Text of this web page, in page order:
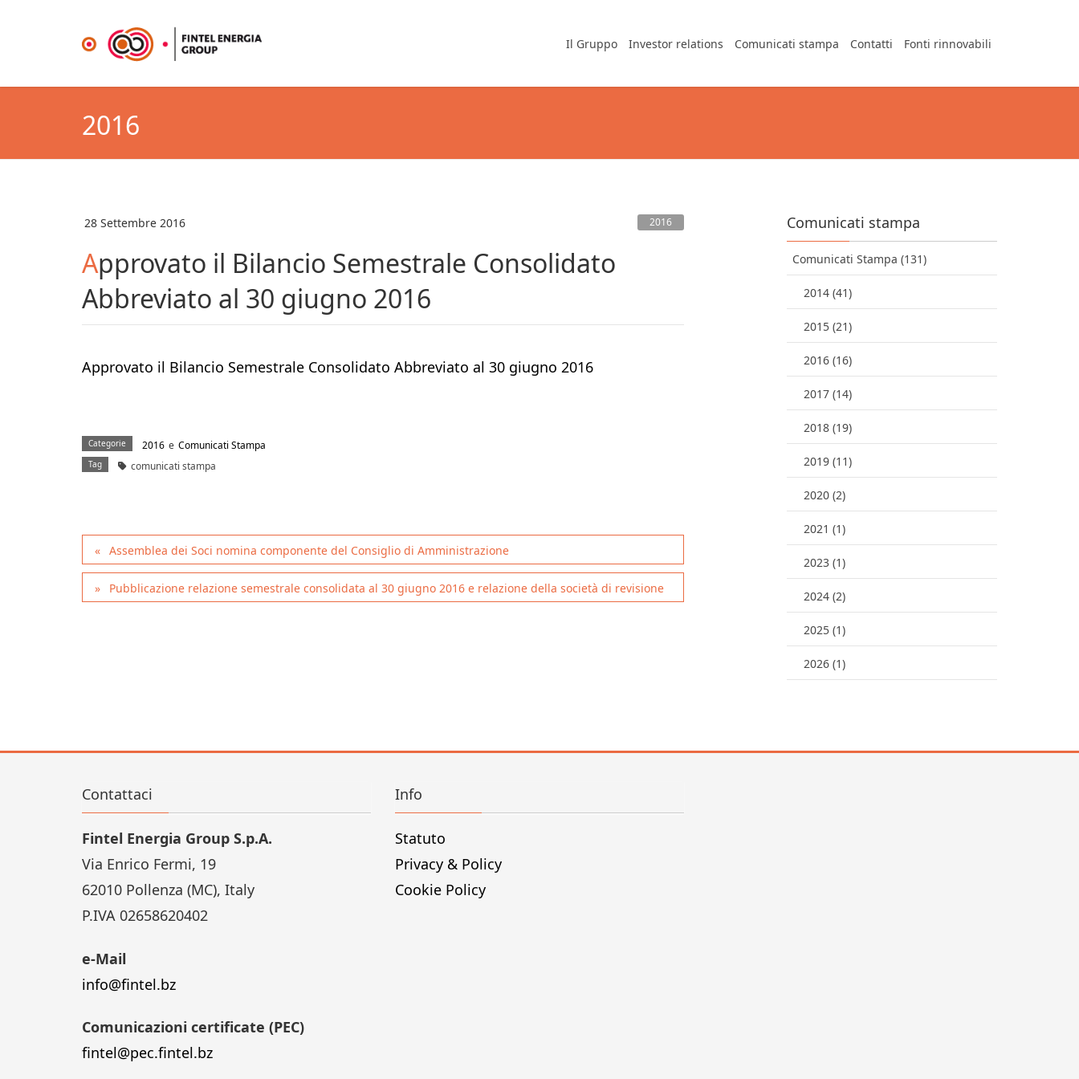
Il Gruppo Investor relations Comunicati stampa Contatti Fonti rinnovabili
2016
28 Settembre 2016 2016
Approvato il Bilancio Semestrale Consolidato
Abbreviato al 30 giugno 2016
Approvato il Bilancio Semestrale Consolidato Abbreviato al 30 giugno 2016
Categorie 2016 e Comunicati Stampa
Tag comunicati stampa
Assemblea dei Soci nomina componente del Consiglio di Amministrazione
Pubblicazione relazione semestrale consolidata al 30 giugno 2016 e relazione della società di revisione
Comunicati stampa
Comunicati Stampa (131)
2014 (41)
2015 (21)
2016 (16)
2017 (14)
2018 (19)
2019 (11)
2020 (2)
2021 (1)
2023 (1)
2024 (2)
2025 (1)
2026 (1)
Contattaci
Fintel Energia Group S.p.A.
Via Enrico Fermi, 19
62010 Pollenza (MC), Italy
P.IVA 02658620402
e-Mail
info@fintel.bz
Comunicazioni certificate (PEC)
fintel@pec.fintel.bz
Info
Statuto
Privacy & Policy
Cookie Policy